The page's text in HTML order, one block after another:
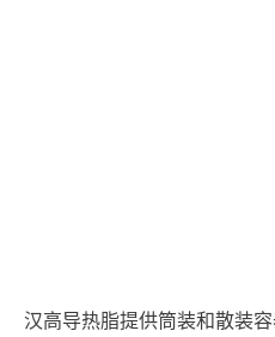
汉高导热脂提供筒装和散装